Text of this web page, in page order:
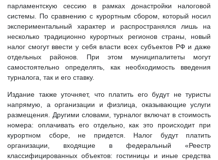
парламентскую сессию в рамках донастройки налоговой
системы. По сравнению с курортным сбором, который носил
экспериментальный характер и распространялся лишь на
несколько традиционно курортных регионов страны, новый
налог смогут ввести у себя власти всех субъектов РФ и даже
отдельных районов. При этом муниципалитеты могут
самостоятельно определять, как необходимость введения
турналога, так и его ставку.
Издание также уточняет, что платить его будут не туристы
напрямую, а организации и физлица, оказывающие услуги
размещения. Другими словами, турналог включат в стоимость
номера: оплачивать его отдельно, как это происходит при
курортном сборе, не придется. Налог будут платить
организации, входящие в федеральный «Реестр
классифицированных объектов: гостиницы и иные средства